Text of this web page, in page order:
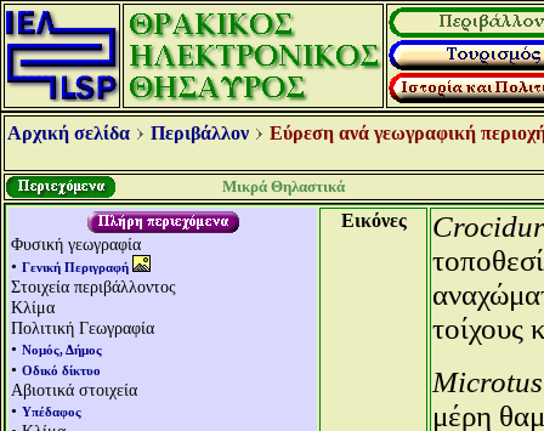
Αρχική σελίδα Περιβάλλον Εύρεση ανά γεωγραφική
Μικρά Θηλαστικά
Φυσική γεωγραφία
• Γενική Περιγραφή
Στοιχεία περιβάλλοντος
Κλίμα
Πολιτική Γεωγραφία
• Νομός, Δήμος
• Οδικό δίκτυο
Αβιοτικά στοιχεία
• Υπέδαφος
Εικόνες
τοίχους
μέρη